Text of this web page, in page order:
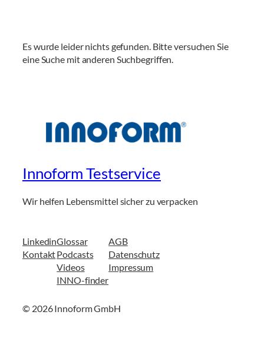
Es wurde leider nichts gefunden. Bitte versuchen Sie
eine Suche mit anderen Suchbegriffen.
Innoform Testservice
Wir helfen Lebensmittel sicher zu verpacken
Linkedin
Kontakt
Glossar
Podcasts
Videos
INNO-finder
AGB
Datenschutz
Impressum
© 2026 Innoform GmbH